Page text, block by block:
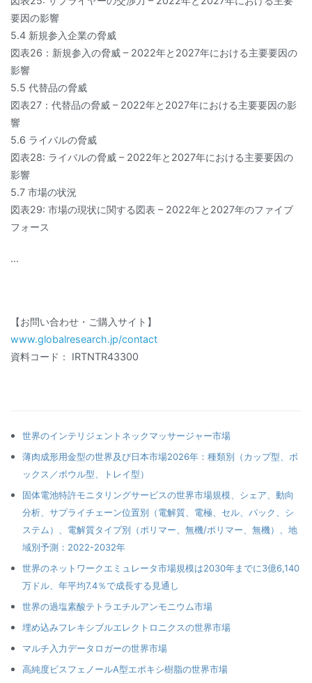
要因の影響
5.4 新規参入企業の脅威
図表26：新規参入の脅威 – 2022年と2027年における主要要因の
影響
5.5 代替品の脅威
図表27：代替品の脅威 – 2022年と2027年における主要要因の影
響
5.6 ライバルの脅威
図表28: ライバルの脅威 – 2022年と2027年における主要要因の
影響
5.7 市場の状況
図表29: 市場の現状に関する図表 – 2022年と2027年のファイブ
フォース
…
【お問い合わせ・ご購入サイト】
www.globalresearch.jp/contact
資料コード： IRTNTR43300
世界のインテリジェントネックマッサージャー市場
薄肉成形用金型の世界及び日本市場2026年：種類別（カップ型、ボ
ックス／ボウル型、トレイ型）
固体電池特許モニタリングサービスの世界市場規模、シェア、動向
分析、サプライチェーン位置別（電解質、電極、セル、パック、シ
ステム）、電解質タイプ別（ポリマー、無機/ポリマー、無機）、地
域別予測：2022-2032年
世界のネットワークエミュレータ市場規模は2030年までに3億6,140
万ドル、年平均7.4％で成長する見通し
世界の過塩素酸テトラエチルアンモニウム市場
埋め込みフレキシブルエレクトロニクスの世界市場
マルチ入力データロガーの世界市場
高純度ビスフェノールA型エポキシ樹脂の世界市場